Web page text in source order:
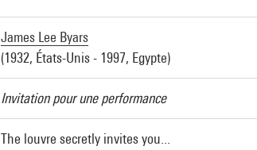
James Lee Byars
(1932, États-Unis - 1997, Egypte)
Invitation pour une performance
The louvre secretly invites you...